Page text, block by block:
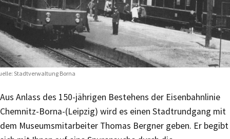
Stadtverwaltung Borna
Aus Anlass des 150-jährigen Bestehens der Eisenbahnlinie
Chemnitz-Borna-(Leipzig) wird es einen Stadtrundgang mit
dem Museumsmitarbeiter Thomas Bergner geben. Er begibt